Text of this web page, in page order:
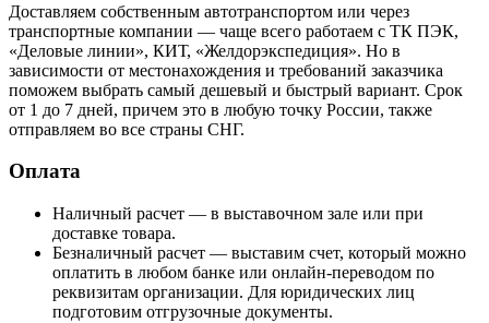
Доставляем собственным автотранспортом или через
транспортные компании — чаще всего работаем с ТК ПЭК,
«Деловые линии», КИТ, «Желдорэкспедиция». Но в
зависимости от местонахождения и требований заказчика
поможем выбрать самый дешевый и быстрый вариант. Срок
от 1 до 7 дней, причем это в любую точку России, также
отправляем во все страны СНГ.
Оплата
Наличный расчет — в выставочном зале или при
доставке товара.
Безналичный расчет — выставим счет, который можно
оплатить в любом банке или онлайн-переводом по
реквизитам организации. Для юридических лиц
подготовим отгрузочные документы.